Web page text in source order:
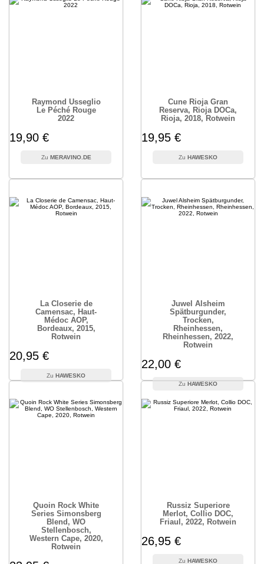
Raymond Usseglio
Le Péché Rouge
2022
19,90 €
MERAVINO.DE
Cune Rioja Gran
Reserva, Rioja DOCa,
Rioja, 2018, Rotwein
19,95 €
HAWESKO
La Closerie de
Camensac, Haut-
Médoc AOP,
Bordeaux, 2015,
Rotwein
20,95 €
HAWESKO
Juwel Alsheim
Spätburgunder,
Trocken,
Rheinhessen,
Rheinhessen, 2022,
Rotwein
22,00 €
HAWESKO
Quoin Rock White
Series Simonsberg
Blend, WO
Stellenbosch,
Western Cape, 2020,
Rotwein
Russiz Superiore
Merlot, Collio DOC,
Friaul, 2022, Rotwein
26,95 €
HAWESKO